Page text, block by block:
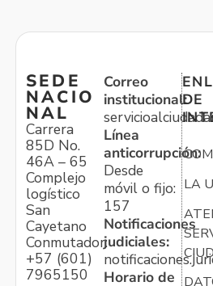
SEDE
NACIO
NAL
Carrera
85D No.
46A – 65
Complejo
logístico
San
Cayetano
Conmutador:
+57 (601)
7965150
Correo
institucional:
Línea
anticorrupción:
Desde
móvil o fijo:
157
Notificaciones
judiciales:
Horario de
DE
LA